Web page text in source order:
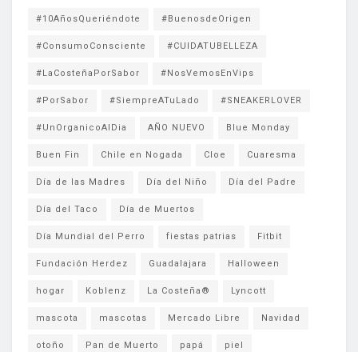
#10AñosQueriéndote #BuenosdeOrigen
#ConsumoConsciente #CUIDATUBELLEZA
#LaCosteñaPorSabor #NosVemosEnVips
#PorSabor #SiempreATuLado #SNEAKERLOVER
#UnOrganicoAlDia AÑO NUEVO Blue Monday
Buen Fin Chile en Nogada Cloe Cuaresma
Día de las Madres Día del Niño Día del Padre
Día del Taco Día de Muertos
Día Mundial del Perro fiestas patrias Fitbit
Fundación Herdez Guadalajara Halloween
hogar Koblenz La Costeña® Lyncott
mascota mascotas Mercado Libre Navidad
otoño Pan de Muerto papá piel